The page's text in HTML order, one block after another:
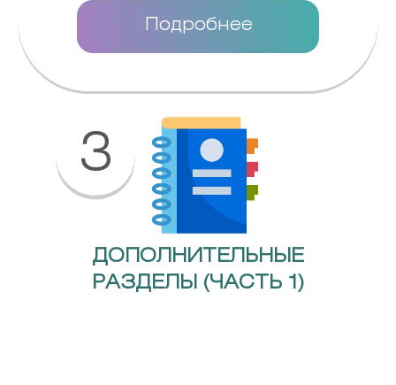
Подробнее
3
ДОПОЛНИТЕЛЬНЫЕ
РАЗДЕЛЫ (ЧАСТЬ 1)